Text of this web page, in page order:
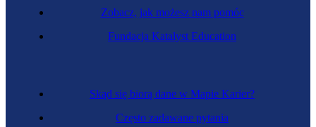
Zawód przyszłości
Skąd się biorą dane w Mapie Karier?
Często zadawane pytania
Zobacz, jak możesz nam pomóc
Fundacja Katalyst Education